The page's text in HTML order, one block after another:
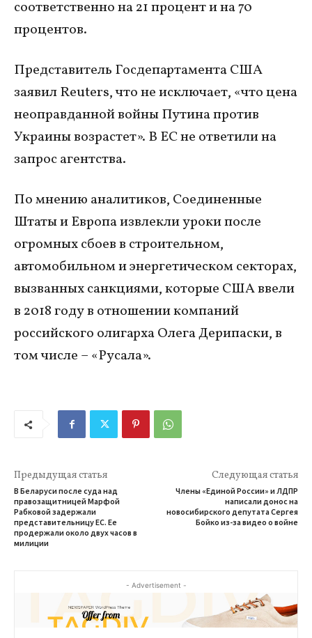
соответственно на 21 процент и на 70
процентов.
Представитель Госдепартамента США
заявил Reuters, что не исключает, «что цена
неоправданной войны Путина против
Украины возрастет». В ЕС не ответили на
запрос агентства.
По мнению аналитиков, Соединенные
Штаты и Европа извлекли уроки после
огромных сбоев в строительном,
автомобильном и энергетическом секторах,
вызванных санкциями, которые США ввели
в 2018 году в отношении компаний
российского олигарха Олега Дерипаски, в
том числе – «Русала».
Предыдущая статья
В Беларуси после суда над
правозащитницей Марфой
Рабковой задержали
представительницу ЕС. Ее
продержали около двух часов в
милиции
Следующая статья
Члены «Единой России» и ЛДПР
написали донос на
новосибирского депутата Сергея
Бойко из-за видео о войне
- Advertisement -